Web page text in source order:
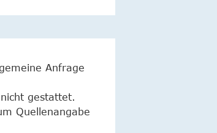
Anfrage
gestattet.
Quellenangabe